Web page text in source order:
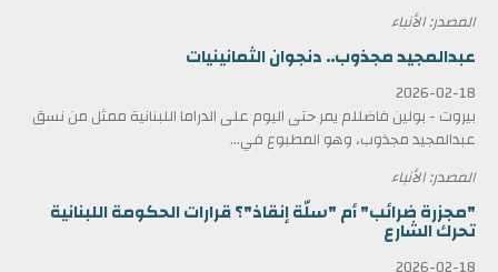
المصدر: الأنباء
عبدالمجيد مجذوب.. دنجوان الثمانينيات
2026-02-18
بيروت - بولين فاضللم يمر حتى اليوم على الدراما اللبنانية ممثل من نسق
عبدالمجيد مجذوب، وهو المطبوع في...
المصدر: الأنباء
"مجزرة ضرائب" أم "سلّة إنقاذ"؟ قرارات الحكومة اللبنانية
تحرك الشارع